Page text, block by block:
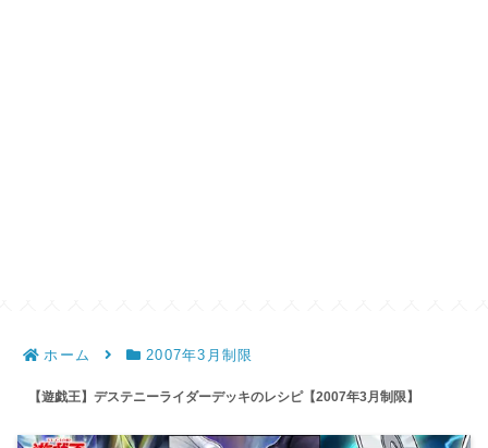
ホーム 2007年3月制限
【遊戯王】デステニーライダーデッキのレシピ【2007年3月制限】